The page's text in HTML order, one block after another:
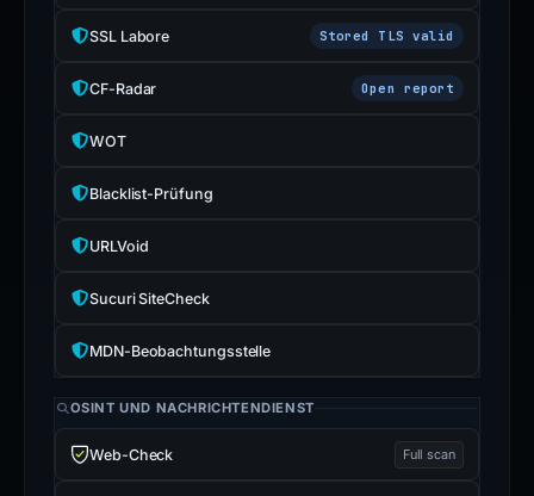
SSL Labore Stored TLS valid
CF-Radar Open report
WOT
Blacklist-Prüfung
URLVoid
Sucuri SiteCheck
MDN-Beobachtungsstelle
OSINT UND NACHRICHTENDIENST
Web-Check Full scan